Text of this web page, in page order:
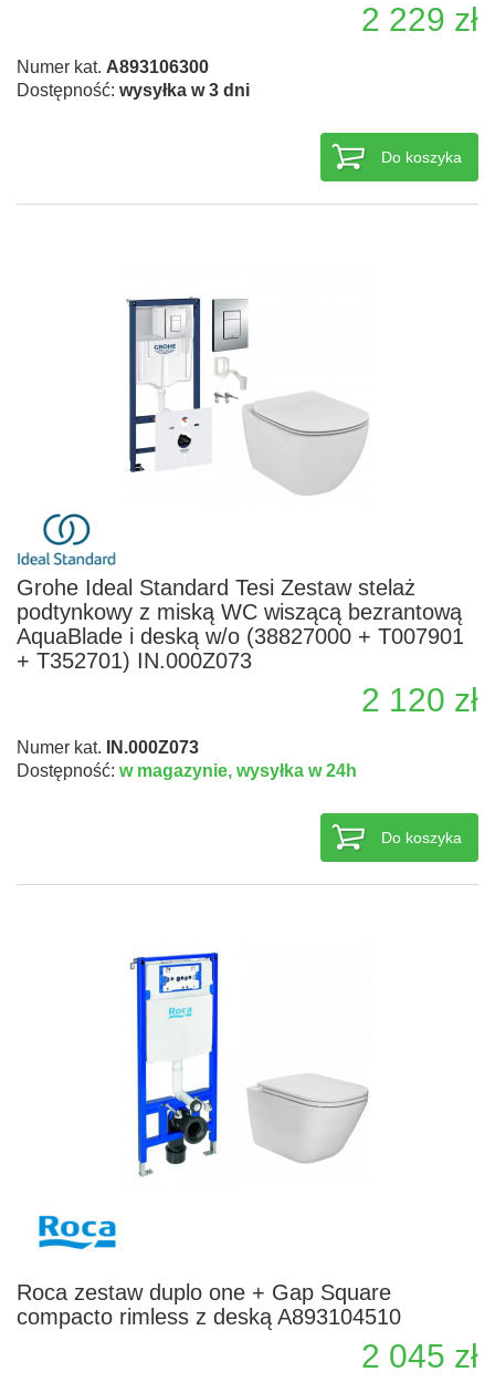
2 229 zł
Numer kat. A893106300
Dostępność: wysyłka w 3 dni
Do koszyka
Grohe Ideal Standard Tesi Zestaw stelaż
podtynkowy z miską WC wiszącą bezrantową
AquaBlade i deską w/o (38827000 + T007901
+ T352701) IN.000Z073
2 120 zł
Numer kat.
IN.000Z073
Dostępność: w magazynie, wysyłka w 24h
Do koszyka
Roca zestaw duplo one + Gap Square
compacto rimless z deską A893104510
2 045 zł